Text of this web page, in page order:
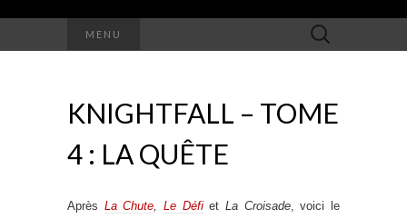
MENU Rechercher :
KNIGHTFALL – TOME
4 : LA QUÊTE
Après La Chute,Le DéfietLa Croisade, voici le